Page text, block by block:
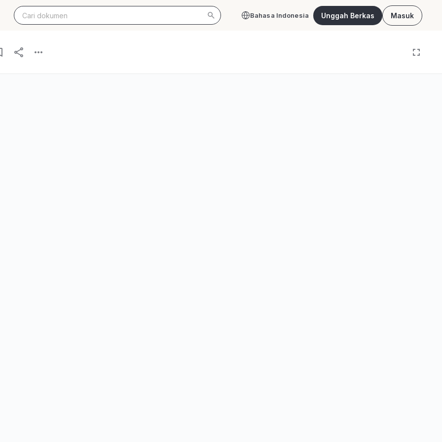
Bahasa Indonesia Unggah Berkas Masuk